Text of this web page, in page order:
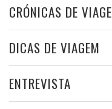
CRÓNICAS DE
DICAS DE VIAGEM
ENTREVISTA